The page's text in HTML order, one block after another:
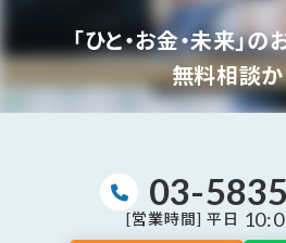
「ひと・お金・未来」
無料相談か
03-
[営業時間] 平日